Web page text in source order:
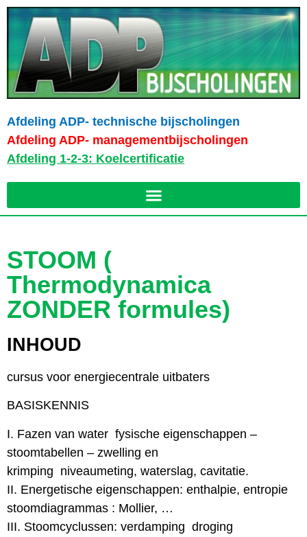
Afdeling ADP- technische bijscholingen
Afdeling ADP- managementbijscholingen
Afdeling 1-2-3: Koelcertificatie
STOOM (
Thermodynamica
ZONDER formules)
INHOUD
cursus voor energiecentrale uitbaters
BASISKENNIS
I. Fazen van water  fysische eigenschappen –
stoomtabellen – zwelling en
krimping  niveaumeting, waterslag, cavitatie.
II. Energetische eigenschappen: enthalpie, entropie 
stoomdiagrammas : Mollier, …
III. Stoomcyclussen: verdamping  droging